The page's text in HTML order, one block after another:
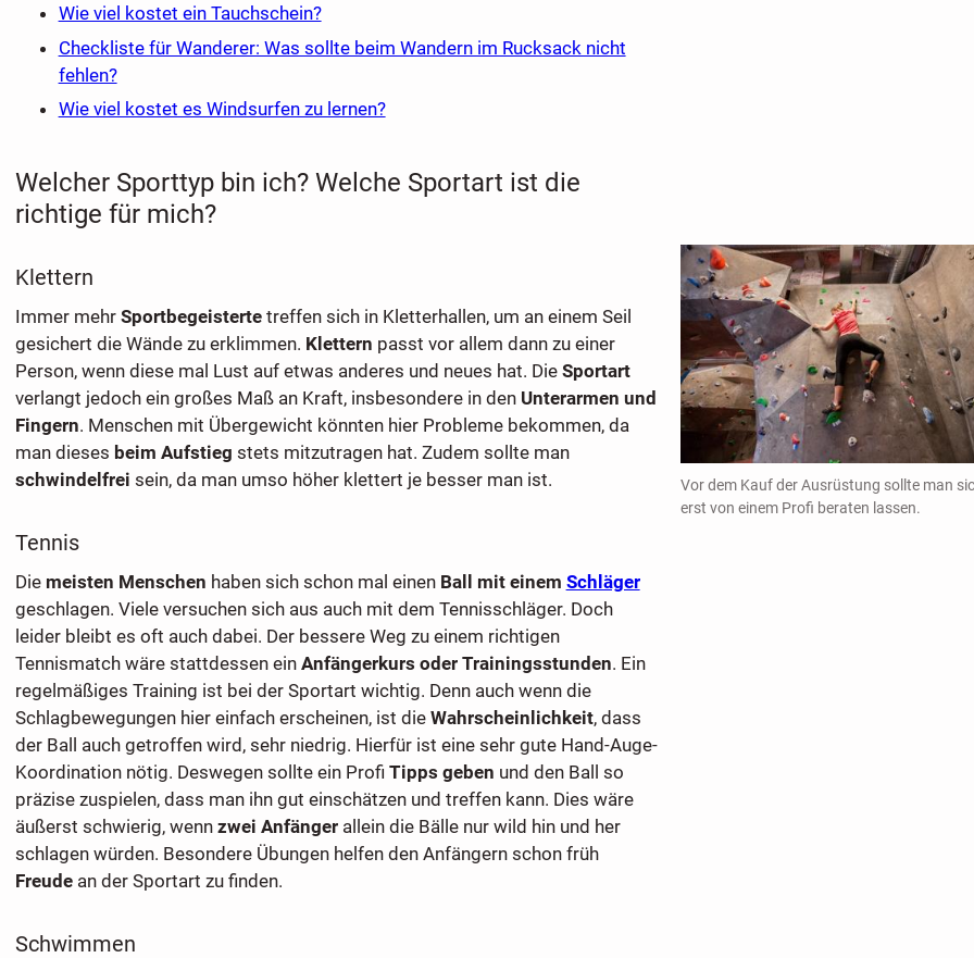
Wie viel kostet ein Tauchschein?
Checkliste für Wanderer: Was sollte beim Wandern im Rucksack nicht
fehlen?
Wie viel kostet es Windsurfen zu lernen?
Welcher Sporttyp bin ich? Welche Sportart ist die
richtige für mich?
Vor dem Kauf der Ausrüstung sollte man
erst von einem Profi beraten lassen.
Klettern
Immer mehr Sportbegeistertetreffen sich in Kletterhallen, um an einem Seil
gesichert die Wände zu erklimmen. Klettern passt vor allem dann zu einer
Person, wenn diese mal Lust auf etwas anderes und neues hat. Die Sportart
verlangt jedoch ein großes Maß an Kraft, insbesondere in den Unterarmen und
Fingern. Menschen mit Übergewicht könnten hier Probleme bekommen, da
man dieses beim Aufstieg stets mitzutragen hat. Zudem sollte man
schwindelfrei sein, da man umso höher klettert je besser man ist.
Tennis
Die meisten Menschen haben sich schon mal einen Ball mit einem Schläger
geschlagen. Viele versuchen sich aus auch mit dem Tennisschläger. Doch
leider bleibt es oft auch dabei. Der bessere Weg zu einem richtigen
Tennismatch wäre stattdessen ein Anfängerkurs oder Trainingsstunden. Ein
regelmäßiges Training ist bei der Sportart wichtig. Denn auch wenn die
Schlagbewegungen hier einfach erscheinen, ist die Wahrscheinlichkeit, dass
der Ball auch getroffen wird, sehr niedrig. Hierfür ist eine sehr gute Hand-Auge-
Koordination nötig. Deswegen sollte ein Profi Tipps geben und den Ball so
präzise zuspielen, dass man ihn gut einschätzen und treffen kann. Dies wäre
äußerst schwierig, wenn zwei Anfängerallein die Bälle nur wild hin und her
schlagen würden. Besondere Übungen helfen den Anfängern schon früh
Freudean der Sportart zu finden.
Schwimmen